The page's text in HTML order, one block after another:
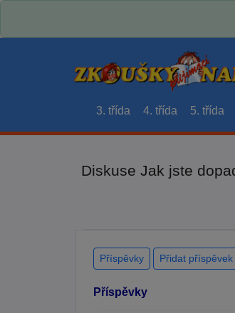
3. třída 4. třída 5. třída
Diskuse Jak jste
Příspěvky Přidat příspěvek
Příspěvky